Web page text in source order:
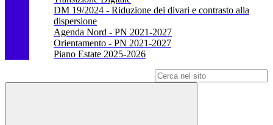
DM 19/2024 - Riduzione dei divari e contrasto alla
dispersione
Agenda Nord - PN 2021-2027
Orientamento - PN 2021-2027
Piano Estate 2025-2026